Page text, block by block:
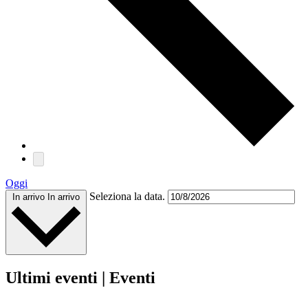
Oggi
In arrivo In arrivo Seleziona la data.
Ultimi eventi | Eventi